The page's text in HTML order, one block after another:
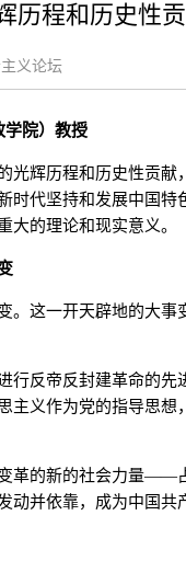
历程和历史性
义论坛
院）教授
辉历程和历史性贡献
时代坚持和发展中国特
大的理论和现实意义。
这一开天辟地的大事
反帝反封建革命的先
义作为党的指导思想
的新的社会力量——
动并依靠，成为中国共